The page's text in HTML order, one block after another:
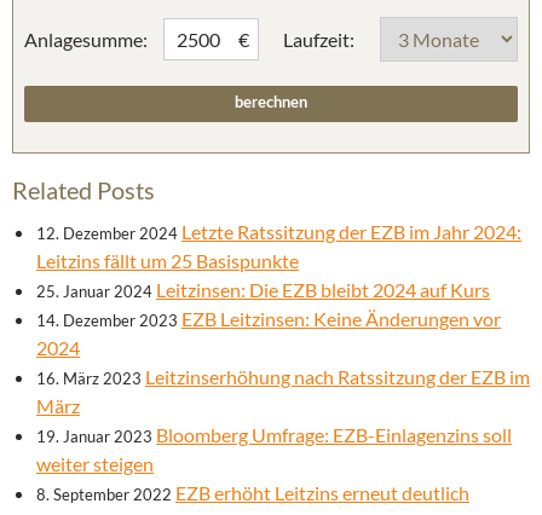
Anlagesumme: € Laufzeit:
Related Posts
12. Dezember 2024 Letzte Ratssitzung der EZB im Jahr 2024:
Leitzins fällt um 25 Basispunkte
25. Januar 2024 Leitzinsen: Die EZB bleibt 2024 auf Kurs
14. Dezember 2023 EZB Leitzinsen: Keine Änderungen vor
2024
16. März 2023 Leitzinserhöhung nach Ratssitzung der EZB im
März
19. Januar 2023 Bloomberg Umfrage: EZB-Einlagenzins soll
weiter steigen
8. September 2022 EZB erhöht Leitzins erneut deutlich